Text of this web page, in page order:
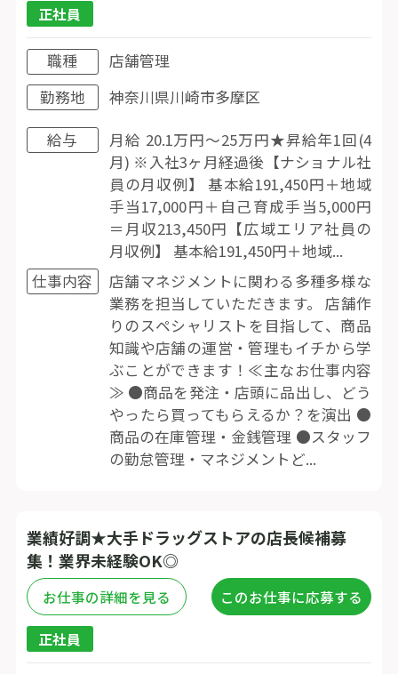
正社員
職種
店舗管理
勤務地
神奈川県川崎市多摩区
給与
月給 20.1万円〜25万円★昇給年1回(4
月) ※入社3ヶ月経過後【ナショナル社
員の月収例】 基本給191,450円＋地域
手当17,000円＋自己育成手当5,000円
＝月収213,450円【広域エリア社員の
月収例】 基本給191,450円＋地域...
仕事内容
店舗マネジメントに関わる多種多様な
業務を担当していただきます。 店舗作
りのスペシャリストを目指して、商品
知識や店舗の運営・管理もイチから学
ぶことができます！≪主なお仕事内容
≫ ●商品を発注・店頭に品出し、どう
やったら買ってもらえるか？を演出 ●
商品の在庫管理・金銭管理 ●スタッフ
の勤怠管理・マネジメントど...
業績好調★大手ドラッグストアの店長候補募
集！業界未経験OK◎
お仕事の詳細を見る このお仕事に応募する
正社員